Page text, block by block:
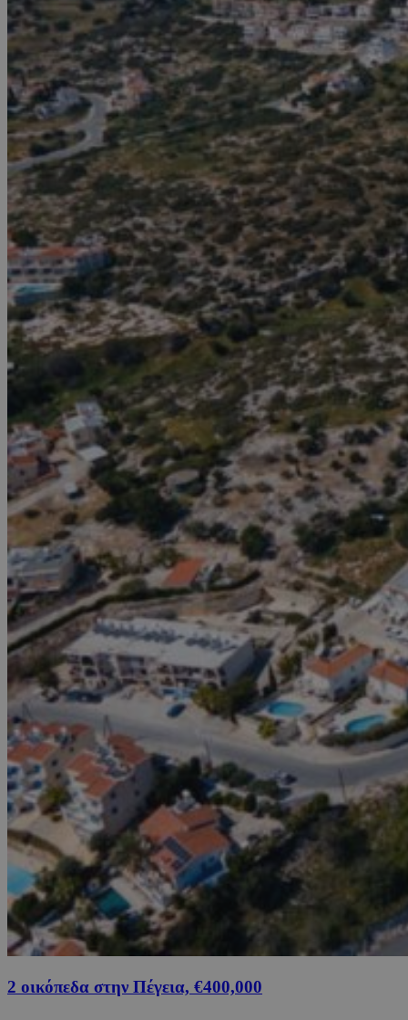
2 οικόπεδα στην Πέγεια, €400,000